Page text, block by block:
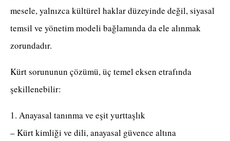
mesele, yalnızca kültürel haklar düzeyinde değil, siyasal
temsil ve yönetim modeli bağlamında da ele alınmak
zorundadır.
Kürt sorununun çözümü, üç temel eksen etrafında
şekillenebilir:
1. Anayasal tanınma ve eşit yurttaşlık
– Kürt kimliği ve dili, anayasal güvence altına